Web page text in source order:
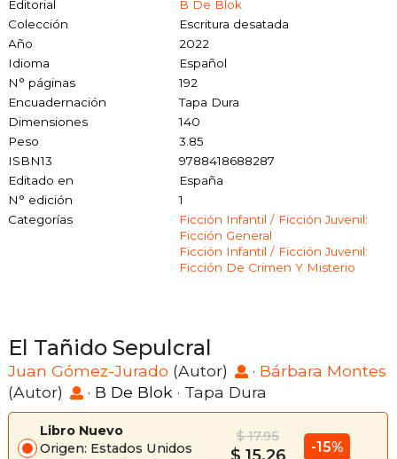
Editorial
B De Blok
Colección
Escritura desatada
Año
2022
Idioma
Español
N° páginas
192
Encuadernación
Tapa Dura
Dimensiones
140
Peso
3.85
ISBN13
9788418688287
Editado en
España
N° edición
1
Categorías
Ficción Infantil / Ficción Juvenil:
Ficción General
Ficción Infantil / Ficción Juvenil:
Ficción De Crimen Y Misterio
El Tañido Sepulcral
Juan Gómez-Jurado (Autor) · Bárbara Montes
(Autor)
· B De Blok · Tapa Dura
Libro Nuevo
Origen: Estados Unidos
$ 17.95
-15%